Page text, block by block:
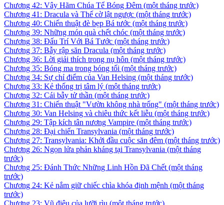
Chương 42: Vây Hãm Chúa Tể Bóng Đêm (một tháng trước)
Chương 41: Dracula và Thế cờ lật ngược (một tháng trước)
Chương 40: Chiến thuật đè bẹp Bá tước (một tháng trước)
Chương 39: Những món quà chết chóc (một tháng trước)
Chương 38: Đấu Trí Với Bá Tước (một tháng trước)
Chương 37: Bẫy rập săn Dracula (một tháng trước)
Chương 36: Lời giải thích trong nụ hôn (một tháng trước)
Chương 35: Bóng ma trong bóng tối (một tháng trước)
Chương 34: Sự chỉ điểm của Van Helsing (một tháng trước)
Chương 33: Kẻ thống trị tâm lý (một tháng trước)
Chương 32: Cái bẫy tử thần (một tháng trước)
Chương 31: Chiến thuật "Vườn không nhà trống" (một tháng trước)
Chương 30: Van Helsing và chiêu thức kết liễu (một tháng trước)
Chương 29: Tập kích tân nương Vampire (một tháng trước)
Chương 28: Đại chiến Transylvania (một tháng trước)
Chương 27: Transylvania: Khởi đầu cuộc săn đêm (một tháng trước)
Chương 26: Ngọn lửa phản kháng tại Transylvania (một tháng
trước)
Chương 25: Đánh Thức Những Linh Hồn Đã Chết (một tháng
trước)
Chương 24: Kẻ nắm giữ chiếc chìa khóa định mệnh (một tháng
trước)
Chương 23: Vũ điệu của lưỡi rìu (một tháng trước)